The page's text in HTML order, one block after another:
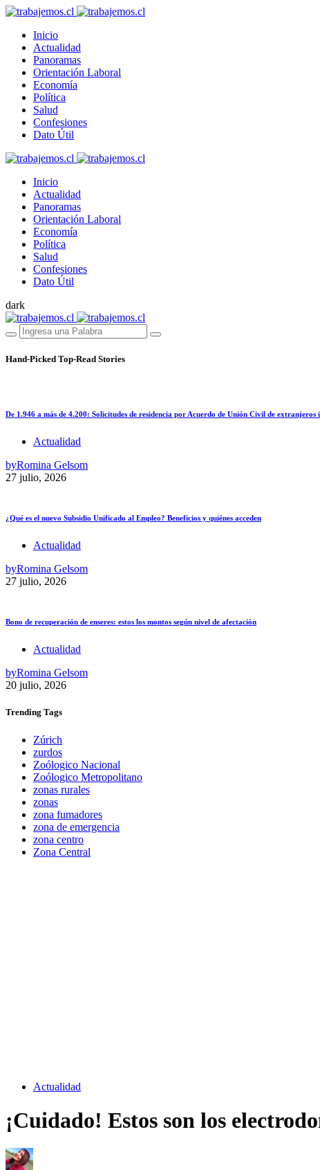
Inicio
Actualidad
Panoramas
Orientación Laboral
Economía
Política
Salud
Confesiones
Dato Útil
Inicio
Actualidad
Panoramas
Orientación Laboral
Economía
Política
Salud
Confesiones
Dato Útil
dark
Hand-Picked Top-Read Stories
De 1.946 a más de 4.200: Solicitudes de residencia por Acuerdo de Unión Civil de extranjeros
Actualidad
byRomina Gelsom
27 julio, 2026
¿Qué es el nuevo Subsidio Unificado al Empleo? Beneficios y quiénes acceden
Actualidad
byRomina Gelsom
27 julio, 2026
Bono de recuperación de enseres: estos los montos según nivel de afectación
Actualidad
byRomina Gelsom
20 julio, 2026
Trending Tags
Zúrich
zurdos
Zoólogico Nacional
Zoólogico Metropolitano
zonas rurales
zonas
zona fumadores
zona de emergencia
zona centro
Zona Central
Actualidad
¡Cuidado! Estos son los